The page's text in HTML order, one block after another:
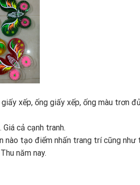
xếp, ống giấy xếp, ống màu trơn
cả cạnh tranh.
nào tạo điểm nhấn trang trí cũng như
năm nay.